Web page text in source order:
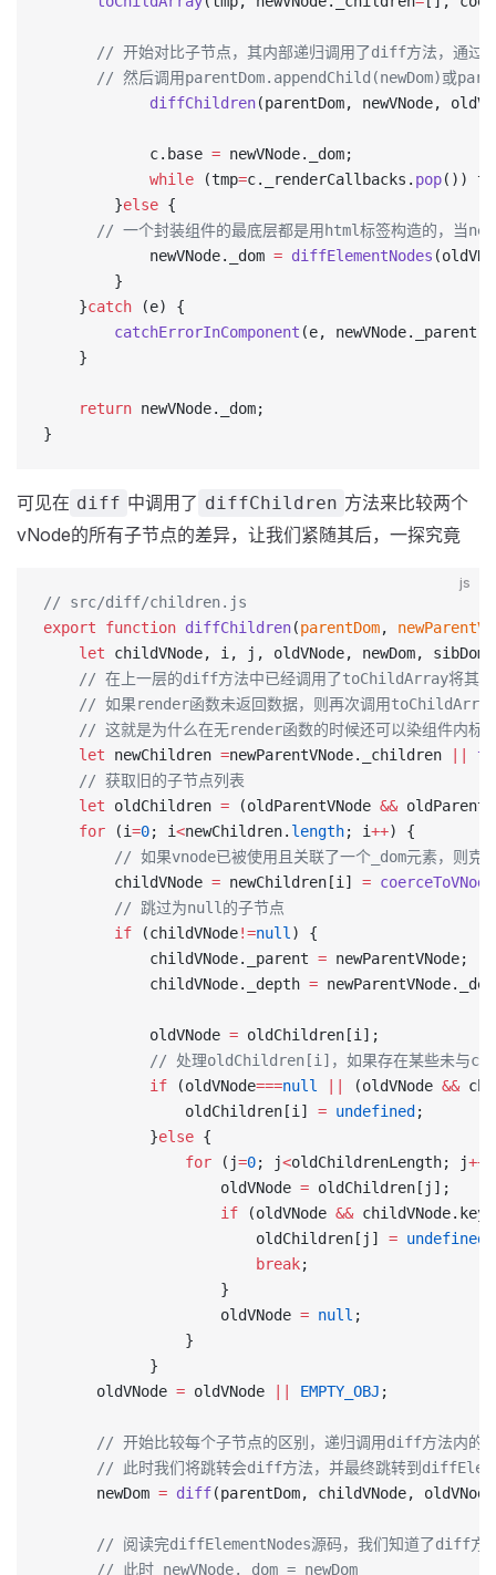
// 开始对比子节点，其内部递归调用了diff方法，通
// 然后调用parentDom.appendChild(newDom)或
			diffChildren
(parentDom, newVNode,
			c.base
= newVNode._dom;
			while
(tmp=c._renderCallbacks. pop())
		}
else {
// 一个封装组件的最底层都是用html标签构造的，当
			newVNode._dom
= diffElementNodes
		}
	}
catch (e) {
		catchErrorInComponent
(e, newVNode._parent);
	}
	return
newVNode._dom;
}
可见在 diff 中调用了 diffChildren 方法来比较两个
vNode的所有子节点的差异，让我们紧随其后，一探究竟
js
// src/diff/children.js
export function diffChildren(parentDom,
    let
childVNode, i, j, oldVNode, newDom,
// 在上一层的diff方法中已经调用了toChildArray将其
// 如果render函数未返回数据，则再次调用
// 这就是为什么在无render函数的时候还可以染组件内标
    let
newChildren =newParentVNode._children
    // 获取旧的子节点列表
    let
oldChildren = (oldParentVNode &&
    for
(i=0; i<newChildren. length; i++) {
// 如果vnode已被使用且关联了一个_dom元素，则克
        childVNode
= newChildren[i] = coerceToVNode
        // 跳过为null的子节点
        if
(childVNode!=null ) {
            childVNode._parent
= newParentVNode;
            childVNode._depth
=
            oldVNode
= oldChildren[i];
// 处理oldChildren[i]，如果存在某些未与
            if
(oldVNode===null (oldVNode &&
				oldChildren[i]
= undefined ;
			}
else {
				for
(j=0; j<oldChildrenLength; j++
					oldVNode
= oldChildren[j];
					if
(oldVNode && childVNode.key
						oldChildren[j]
= undefined
						break
;
					}
					oldVNode
= null ;
				}
			}
      oldVNode
= oldVNode EMPTY_OBJ ;
// 开始比较每个子节点的区别，递归调用diff方法内
// 此时我们将跳转会diff方法，并最终跳转到
      newDom
= diff(parentDom, childVNode,
// 阅读完diffElementNodes源码，我们知道了diff
      // 此时 newVNode._dom = newDom